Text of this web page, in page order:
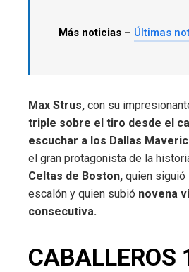
Más noticias – Últimas
Max Strus, con su
triple sobre el tiro desde el
escuchar a los Dallas
el gran protagonista de la
Celtas de Boston, quien siguió
escalón y quien subió novena
consecutiva.
CABALLEROS